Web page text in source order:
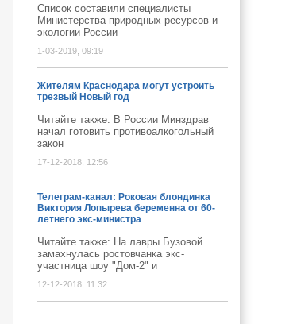
Список составили специалисты
Министерства природных ресурсов и
экологии России
1-03-2019, 09:19
Жителям Краснодара могут устроить
трезвый Новый год
Читайте также: В России Минздрав
начал готовить противоалкогольный
закон
17-12-2018, 12:56
Телеграм-канал: Роковая блондинка
Виктория Лопырева беременна от 60-
летнего экс-министра
Читайте также: На лавры Бузовой
замахнулась ростовчанка экс-
участница шоу "Дом-2" и
12-12-2018, 11:32